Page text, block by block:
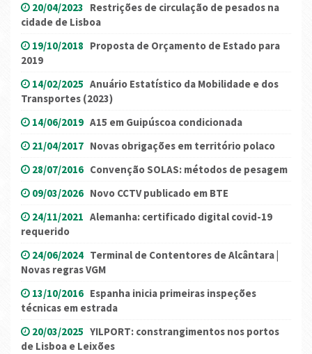
20/04/2023 Restrições de circulação de pesados na
cidade de Lisboa
19/10/2018 Proposta de Orçamento de Estado para
2019
14/02/2025 Anuário Estatístico da Mobilidade e dos
Transportes (2023)
14/06/2019 A15 em Guipúscoa condicionada
21/04/2017 Novas obrigações em território polaco
28/07/2016 Convenção SOLAS: métodos de pesagem
09/03/2026 Novo CCTV publicado em BTE
24/11/2021 Alemanha: certificado digital covid-19
requerido
24/06/2024 Terminal de Contentores de Alcântara |
Novas regras VGM
13/10/2016 Espanha inicia primeiras inspeções
técnicas em estrada
20/03/2025 YILPORT: constrangimentos nos portos
de Lisboa e Leixões